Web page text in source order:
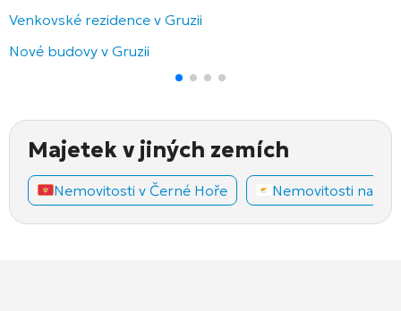
Venkovské rezidence v Gruzii
Nové budovy v Gruzii
Majetek v jiných zemích
Nemovitosti v Černé Hoře Nemovitosti na